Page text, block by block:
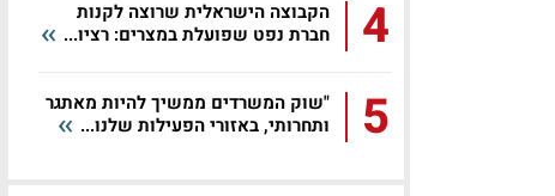
4
הקבוצה הישראלית שרוצה לקנות
חברת נפט שפועלת במצרים: רציו...
5
"שוק המשרדים ממשיך להיות מאתגר
ותחרותי, באזורי הפעילות שלנו...